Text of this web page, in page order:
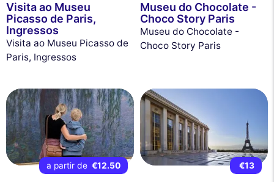
Visita ao Museu
Picasso de Paris,
Ingressos
Visita ao Museu Picasso de
Paris, Ingressos
Museu do Chocolate -
Choco Story Paris
Museu do Chocolate -
Choco Story Paris
a partir de €12.50 €13